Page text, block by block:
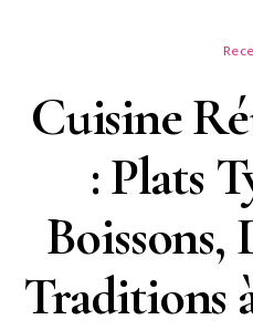
Cuisine
: Plats
Boissons,
Traditions